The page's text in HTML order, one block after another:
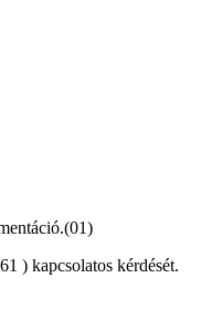
) kapcsolatos kérdését.